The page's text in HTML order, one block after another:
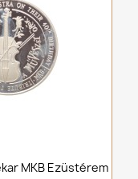
MKB Ezüstérem